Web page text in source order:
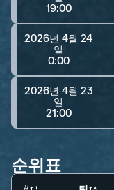
19:00
2026년 4월 24
일
0:00
2026년 4월 23
일
21:00
순위표